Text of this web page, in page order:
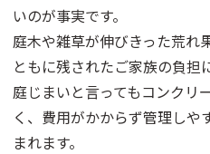
いのが事実です。
庭木や雑草が伸びきった荒れ
ともに残されたご家族の負担
庭じまいと言ってもコンクリ
く、費用がかからず管理しや
まれます。